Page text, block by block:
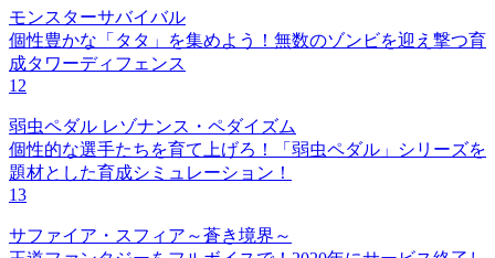
モンスターサバイバル
個性豊かな「タタ」を集めよう！無数のゾンビを迎え撃つ育
成タワーディフェンス
12
弱虫ペダル レゾナンス・ペダイズム
個性的な選手たちを育て上げろ！「弱虫ペダル」シリーズを
題材とした育成シミュレーション！
13
サファイア・スフィア～蒼き境界～